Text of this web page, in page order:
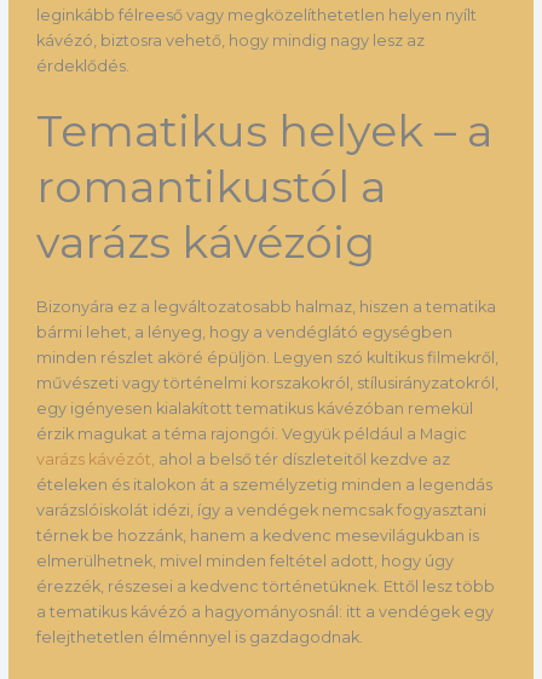
leginkább félreeső vagy megközelíthetetlen helyen nyílt
kávézó, biztosra vehető, hogy mindig nagy lesz az
érdeklődés.
Tematikus helyek – a
romantikustól a
varázs kávézóig
Bizonyára ez a legváltozatosabb halmaz, hiszen a tematika
bármi lehet, a lényeg, hogy a vendéglátó egységben
minden részlet aköré épüljön. Legyen szó kultikus filmekről,
művészeti vagy történelmi korszakokról, stílusirányzatokról,
egy igényesen kialakított tematikus kávézóban remekül
érzik magukat a téma rajongói. Vegyük például a Magic
varázs kávézót, ahol a belső tér díszleteitől kezdve az
ételeken és italokon át a személyzetig minden a legendás
varázslóiskolát idézi, így a vendégek nemcsak fogyasztani
térnek be hozzánk, hanem a kedvenc mesevilágukban is
elmerülhetnek, mivel minden feltétel adott, hogy úgy
érezzék, részesei a kedvenc történetüknek. Ettől lesz több
a tematikus kávézó a hagyományosnál: itt a vendégek egy
felejthetetlen élménnyel is gazdagodnak.